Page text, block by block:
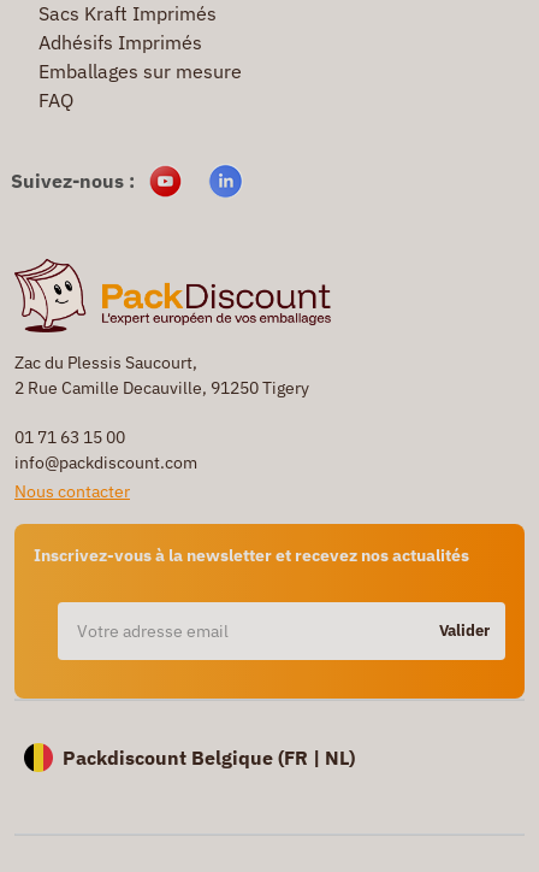
Zac du Plessis Saucourt,
2 Rue Camille Decauville, 91250 Tigery
01 71 63 15 00
info@packdiscount.com
Nous contacter
Inscrivez-vous à la newsletter et recevez nos actualités
Valider
Sacs Kraft Imprimés
Adhésifs Imprimés
Emballages sur mesure
FAQ
Suivez-nous :
Packdiscount Belgique (FR | NL)